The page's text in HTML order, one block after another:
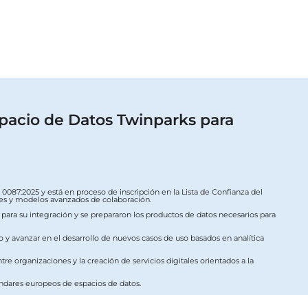
de Datos Twinparks para
y está en proceso de inscripción en la Lista de Confianza del
y modelos avanzados de colaboración.
su integración y se prepararon los productos de datos necesarios para
en el desarrollo de nuevos casos de uso basados en analítica
organizaciones y la creación de servicios digitales orientados a la
europeos de espacios de datos.